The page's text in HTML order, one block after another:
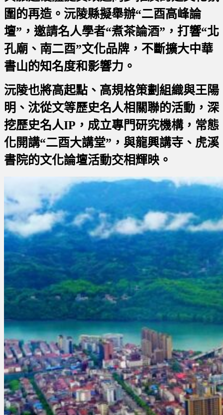
圍的再造。沅陵縣擬舉辦“二酉高峰論
壇”，邀請名人學者“煮茶論酒”，打響“北
孔廟、南二酉”文化品牌，不斷擴大中華
書山的知名度和影響力。
沅陵也將高起點、高規格策劃組織與王陽
明、沈從文等歷史名人相關聯的活動，深
挖歷史名人IP，成立專門研究機構，常態
化開講“二酉大講堂”，與龍興講寺、虎溪
書院的文化論壇活動交相輝映。